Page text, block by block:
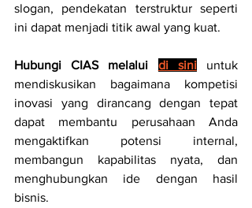
slogan, pendekatan terstruktur seperti
ini dapat menjadi titik awal yang kuat.
Hubungi CIAS melalui di sini untuk
mendiskusikan bagaimana kompetisi
inovasi yang dirancang dengan tepat
dapat membantu perusahaan Anda
mengaktifkan potensi internal,
membangun kapabilitas nyata, dan
menghubungkan ide dengan hasil
bisnis.